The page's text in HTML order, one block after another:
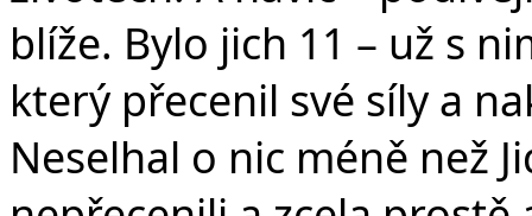
blíže. Bylo jich 11 – už s
který přecenil své síly a
Neselhal o nic méně než